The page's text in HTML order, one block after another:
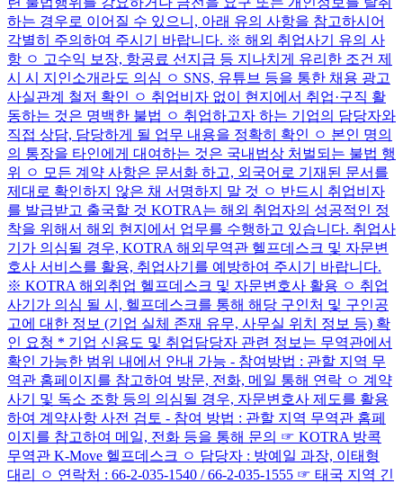
하는 경우로 이어질 수 있으니, 아래 유의 사항을 참고하시어
각별히 주의하여 주시기 바랍니다. ※ 해외 취업사기 유의 사
항 ㅇ 고수익 보장, 항공료 선지급 등 지나치게 유리한 조건 제
시 시 지인소개라도 의심 ㅇ SNS, 유튜브 등을 통한 채용 광고
사실관계 철저 확인 ㅇ 취업비자 없이 현지에서 취업·구직 활
동하는 것은 명백한 불법 ㅇ 취업하고자 하는 기업의 담당자와
직접 상담, 담당하게 될 업무 내용을 정확히 확인 ㅇ 본인 명의
의 통장을 타인에게 대여하는 것은 국내법상 처벌되는 불법 행
위 ㅇ 모든 계약 사항은 문서화 하고, 외국어로 기재된 문서를
제대로 확인하지 않은 채 서명하지 말 것 ㅇ 반드시 취업비자
를 발급받고 출국할 것 KOTRA는 해외 취업자의 성공적인 정
착을 위해서 해외 현지에서 업무를 수행하고 있습니다. 취업사
기가 의심될 경우, KOTRA 해외무역관 헬프데스크 및 자문변
호사 서비스를 활용, 취업사기를 예방하여 주시기 바랍니다.
※ KOTRA 해외취업 헬프데스크 및 자문변호사 활용 ㅇ 취업
사기가 의심 될 시, 헬프데스크를 통해 해당 구인처 및 구인공
고에 대한 정보 (기업 실체 존재 유무, 사무실 위치 정보 등) 확
인 요청 * 기업 신용도 및 취업담당자 관련 정보는 무역관에서
확인 가능한 범위 내에서 안내 가능 - 참여방법 : 관할 지역 무
역관 홈페이지를 참고하여 방문, 전화, 메일 통해 연락 ㅇ 계약
사기 및 독소 조항 등의 의심될 경우, 자문변호사 제도를 활용
하여 계약사항 사전 검토 - 참여 방법 : 관할 지역 무역관 홈페
이지를 참고하여 메일, 전화 등을 통해 문의 ☞ KOTRA 방콕
무역관 K-Move 헬프데스크 ㅇ 담당자 : 방예일 과장, 이태형
대리 ㅇ 연락처 : 66-2-035-1540 / 66-2-035-1555 ☞ 태국 지역 긴